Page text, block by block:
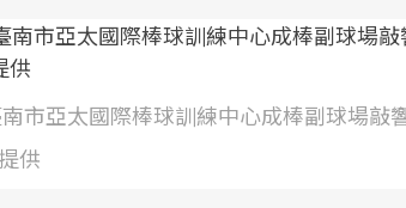
市亞太國際棒球訓練中心成棒副球場敲
供